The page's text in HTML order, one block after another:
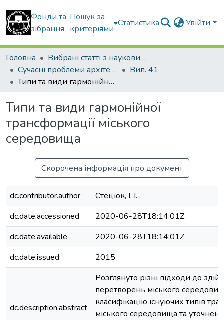
Фонди та
зібрання
Пошук за
критеріями
Статистика Увійти
Головна
Вибрані статті з наукових збірників КНУБА
Сучасні проблеми архітектури та містобудування
Вип. 41
Типи та види гармонійної трансформації міського середовища
Типи та види гармонійної
трансформації міського
середовища
Скорочена інформація про документ
dc.contributor.author
Стецюк, І. І.
dc.date.accessioned
2020-06-28T18:14:01Z
dc.date.available
2020-06-28T18:14:01Z
dc.date.issued
2015
dc.description.abstract
Розглянуто різні підходи до
перетворень міського
класифікацію існуючих типів
міського середовища та